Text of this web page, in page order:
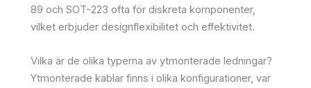
89 och SOT-223 ofta för diskreta komponenter,
vilket erbjuder designflexibilitet och effektivitet.
Vilka är de olika typerna av ytmonterade ledningar?
Ytmonterade kablar finns i olika konfigurationer, var